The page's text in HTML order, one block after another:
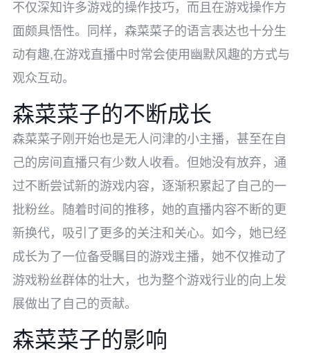
不仅深知许多游戏的操作技巧，而且在游戏操作方
面颇具悟性。同样，森菜菜子的语言表达也十分生
动有趣,在游戏直播中时常会使用幽默风趣的方式与
观众互动。
森菜菜子的不断成长
森菜菜子刚开始也是无人问津的小主播，甚至在自
己的房间直播只有少数人收看。但她没有放弃，通
过不断尝试新的游戏内容，逐渐积累起了自己的一
批粉丝。随着时间的推移，她的直播内容不断的更
新换代，吸引了更多的关注和关心。如今，她已经
成长为了一位备受瞩目的游戏主播，她不仅推动了
游戏粉丝群体的壮大，也为整个游戏行业的向上发
展做出了自己的贡献。
森菜菜子的影响